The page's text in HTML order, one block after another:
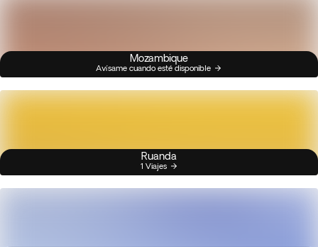
Mozambique
Avísame cuando esté disponible
Ruanda
1 Viajes